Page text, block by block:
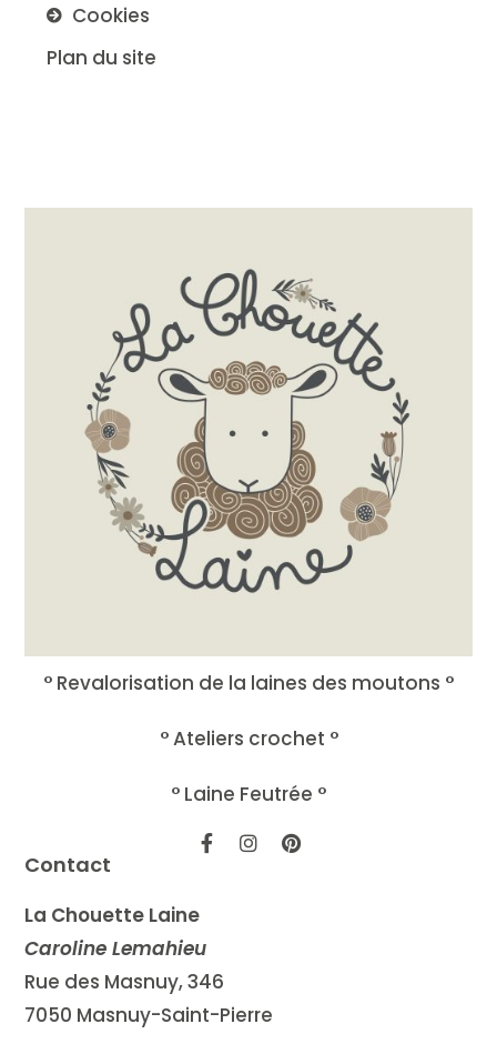
Contact
La Chouette Laine
Caroline Lemahieu
Rue des Masnuy, 346
7050 Masnuy-Saint-Pierre
° Revalorisation de la laines des moutons °
° Ateliers crochet °
° Laine Feutrée °
Cookies
Plan du site